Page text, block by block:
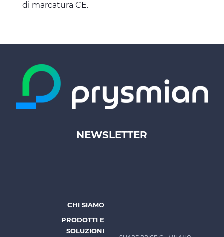
di marcatura CE.
Prysmian
NEWSLETTER
Footer
menu
CHI SIAMO
PRODOTTI E
SOLUZIONI